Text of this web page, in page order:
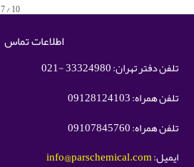
7/10
اطلاعات تماس
تلفن دفتر تهران: 33324980 -021
تلفن همراه: 09128124103
تلفن همراه: 09107845760
ایمیل:info@parschemical.com